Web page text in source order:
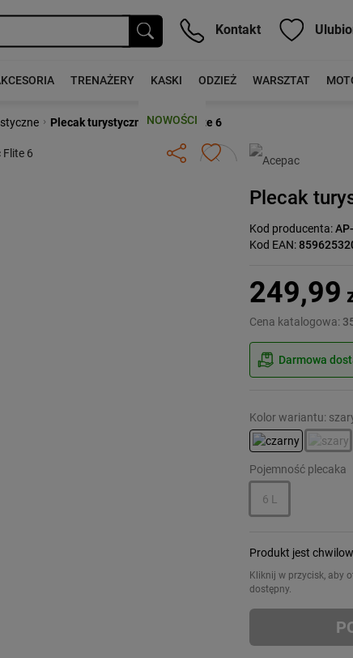
Kontakt
TRENAŻERY KASKI ODZIEŻ WARSZTAT
NOWOŚCI
› Plecak turystyczny Acepac Flite 6
Następny
Plecak
Kod producenta:
Kod EAN:
249,99
Cena katalogowa:
Darmowa
Kolor wariantu:
Pojemność plecaka
6 L
Produkt jest
Kliknij w przycisk, aby
dostępny.